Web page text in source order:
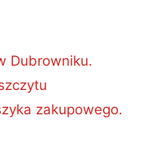
Dubrowniku.
zakupowego.